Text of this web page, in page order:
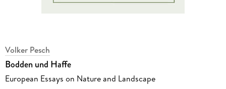
Volker Pesch
Bodden und Haffe
European Essays on Nature and Landscape